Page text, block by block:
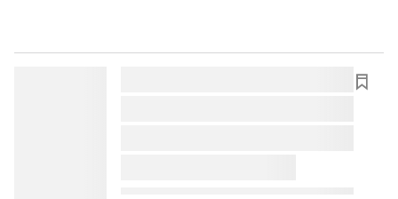
lorem ipsum dolor sit amet ...